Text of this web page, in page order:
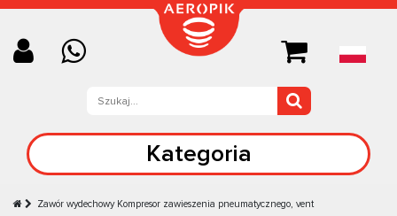
Kategoria
Zawór wydechowy Kompresor zawieszenia pneumatycznego, vent